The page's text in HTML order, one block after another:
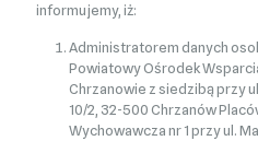
informujemy, iż:
Administratorem danych
Powiatowy Ośrodek
Chrzanowie z siedzibą przy
10/2, 32-500 Chrzanów
Wychowawcza nr 1 przy ul.